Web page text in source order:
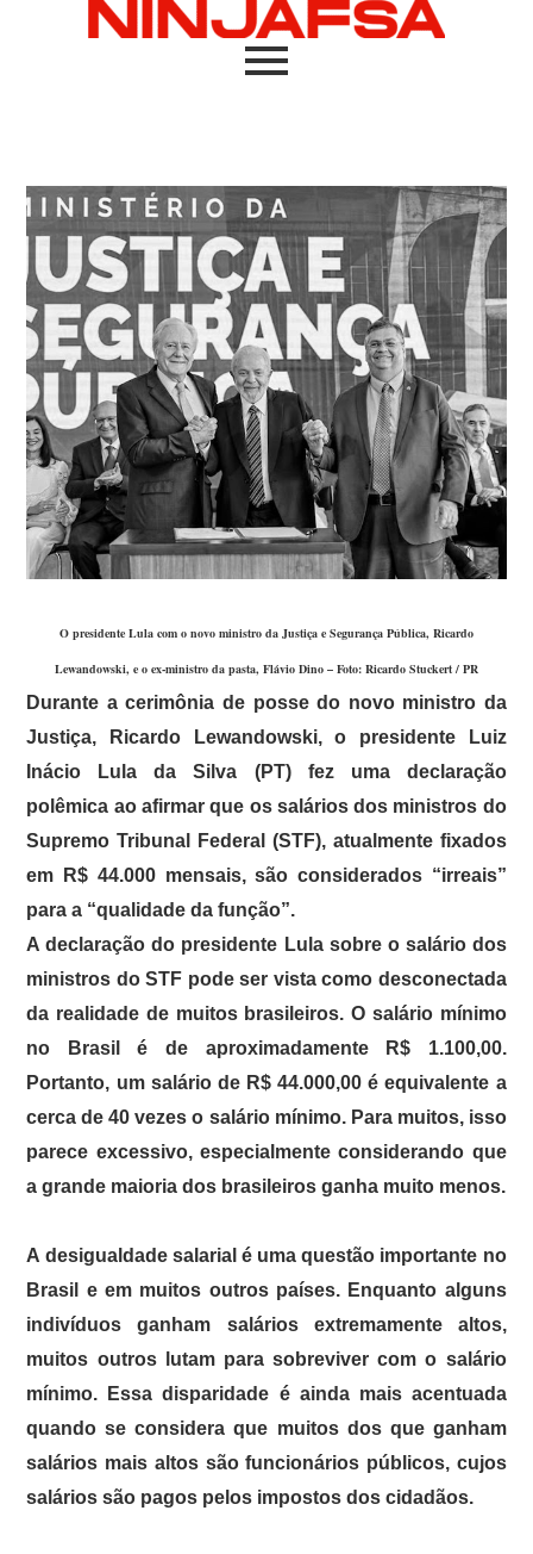
O presidente Lula com o novo ministro da Justiça e Segurança Pública, Ricardo
Lewandowski, e o ex-ministro da pasta, Flávio Dino – Foto: Ricardo Stuckert / PR
Durante a cerimônia de posse do novo ministro da
Justiça, Ricardo Lewandowski, o presidente Luiz
Inácio Lula da Silva (PT) fez uma declaração
polêmica ao afirmar que os salários dos ministros do
Supremo Tribunal Federal (STF), atualmente fixados
em R$ 44.000 mensais, são considerados “irreais”
para a “qualidade da função”.
A declaração do presidente Lula sobre o salário dos
ministros do STF pode ser vista como desconectada
da realidade de muitos brasileiros. O salário mínimo
no Brasil é de aproximadamente R$ 1.100,00.
Portanto, um salário de R$ 44.000,00 é equivalente a
cerca de 40 vezes o salário mínimo. Para muitos, isso
parece excessivo, especialmente considerando que
a grande maioria dos brasileiros ganha muito menos.
A desigualdade salarial é uma questão importante no
Brasil e em muitos outros países. Enquanto alguns
indivíduos ganham salários extremamente altos,
muitos outros lutam para sobreviver com o salário
mínimo. Essa disparidade é ainda mais acentuada
quando se considera que muitos dos que ganham
salários mais altos são funcionários públicos, cujos
salários são pagos pelos impostos dos cidadãos.